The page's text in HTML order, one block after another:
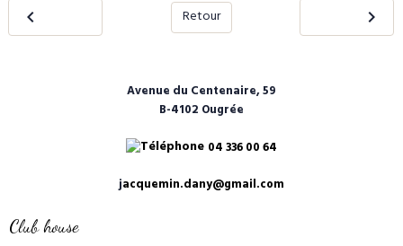
Retour
Avenue du Centenaire, 59
B-4102 Ougrée
04 336 00 64
jacquemin.dany@gmail.com
Club house